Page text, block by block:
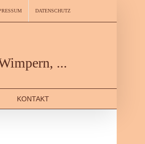
DATENSCHUTZ
...
KONTAKT